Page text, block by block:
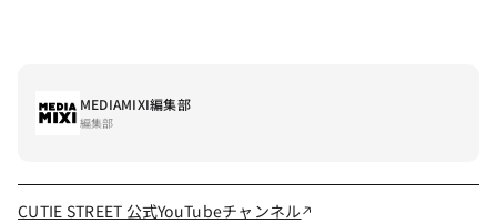
MEDIAMIXI編集部
編集部
CUTIE STREET 公式YouTubeチャンネル